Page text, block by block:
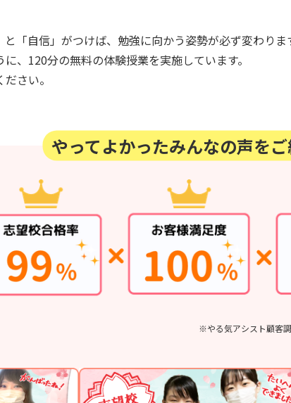
「自信」がつけば、勉強に向かう姿勢が必ず変わりま
、120分の無料の体験授業を実施しています。
さい。
やってよかったみんなの声をご
※やる気アシスト顧客